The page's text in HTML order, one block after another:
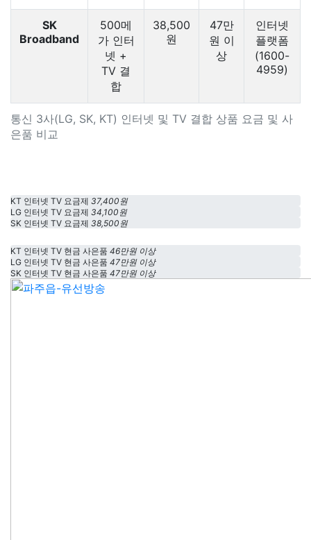
통신 3사(LG, SK, KT) 인터넷 및 TV 결합 상품 요금 및 사
은품 비교
SK
Broadband
500메
가 인터
넷 +
TV 결
합
38,500
원
47만
원 이
상
인터넷
플랫폼
(1600-
4959)
KT 인터넷 TV 요금제 37,400원
LG 인터넷 TV 요금제 34,100원
SK 인터넷 TV 요금제 38,500원
KT 인터넷 TV 현금 사은품 46만원 이상
LG 인터넷 TV 현금 사은품 47만원 이상
SK 인터넷 TV 현금 사은품 47만원 이상